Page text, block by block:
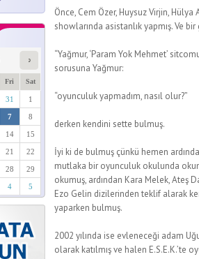
Fri Sat
31 1
7 8
14 15
21 22
28 29
4 5
Önce, Cem Özer, Huysuz Virjin,
showlarında asistanlık yapmış. Ve
“Yağmur, ‘Param Yok Mehmet’
sorusuna Yağmur:
“oyunculuk yapmadım, nasıl olur?”
derken kendini sette bulmuş.
İyi ki de bulmuş çünkü hemen
mutlaka bir oyunculuk okulunda
okumuş, ardından Kara Melek, Ateş
Ezo Gelin dizilerinden teklif alarak
yaparken bulmuş.
2002 yılında ise evleneceği adam
olarak katılmış ve halen E.S.E.K.’te